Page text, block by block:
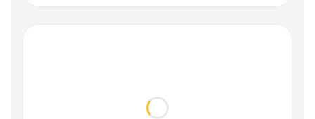
Loading...